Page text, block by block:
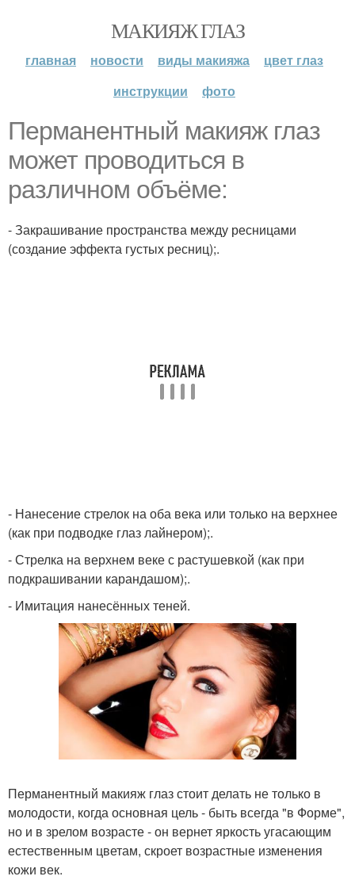
МАКИЯЖ ГЛАЗ
главная новости виды макияжа
цвет глаз
инструкции
фото
Перманентный макияж глаз
может проводиться в
различном объёме:
- Закрашивание пространства между ресницами
(создание эффекта густых ресниц);.
- Нанесение стрелок на оба века или только на верхнее
(как при подводке глаз лайнером);.
- Стрелка на верхнем веке с растушевкой (как при
подкрашивании карандашом);.
- Имитация нанесённых теней.
Перманентный макияж глаз стоит делать не только в
молодости, когда основная цель - быть всегда "в Форме",
но и в зрелом возрасте - он вернет яркость угасающим
естественным цветам, скроет возрастные изменения
кожи век.